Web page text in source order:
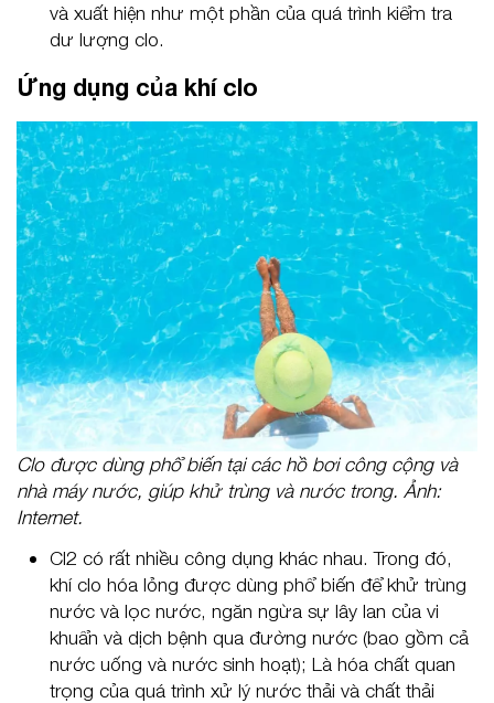
và xuất hiện như một phần của quá trình kiểm tra
dư lượng clo.
Ứng dụng của khí clo
Clo được dùng phổ biến tại các hồ bơi công cộng và
nhà máy nước, giúp khử trùng và nước trong. Ảnh:
Internet.
Cl2 có rất nhiều công dụng khác nhau. Trong đó,
khí clo hóa lỏng được dùng phổ biến để khử trùng
nước và lọc nước, ngăn ngừa sự lây lan của vi
khuẩn và dịch bệnh qua đường nước (bao gồm cả
nước uống và nước sinh hoạt); Là hóa chất quan
trọng của quá trình xử lý nước thải và chất thải